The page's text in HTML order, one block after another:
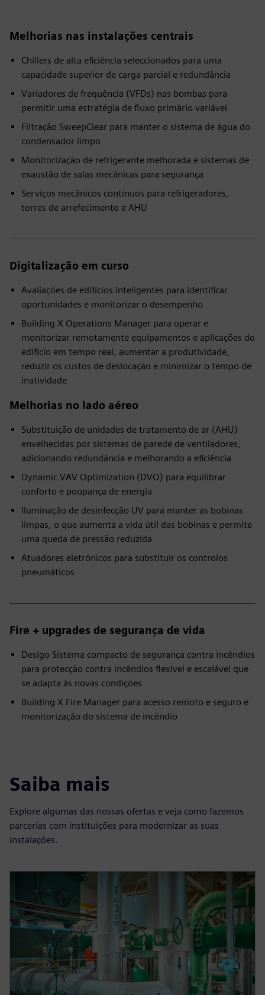
Melhorias nas instalações centrais
Chillers de alta eficiência seleccionados para uma
capacidade superior de carga parcial e redundância
Variadores de frequência (VFDs) nas bombas para
permitir uma estratégia de fluxo primário variável
Filtração SweepClear para manter o sistema de água do
condensador limpo
Monitorização de refrigerante melhorada e sistemas de
exaustão de salas mecânicas para segurança
Serviços mecânicos contínuos para refrigeradores,
torres de arrefecimento e AHU
Digitalização em curso
Avaliações de edifícios inteligentes para identificar
oportunidades e monitorizar o desempenho
Building X Operations Manager para operar e
monitorizar remotamente equipamentos e aplicações do
edifício em tempo real, aumentar a produtividade,
reduzir os custos de deslocação e minimizar o tempo de
inatividade
Melhorias no lado aéreo
Substituição de unidades de tratamento de ar (AHU)
envelhecidas por sistemas de parede de ventiladores,
adicionando redundância e melhorando a eficiência
Dynamic VAV Optimization (DVO) para equilibrar
conforto e poupança de energia
Iluminação de desinfecção UV para manter as bobinas
limpas, o que aumenta a vida útil das bobinas e permite
uma queda de pressão reduzida
Atuadores eletrónicos para substituir os controlos
pneumáticos
Fire + upgrades de segurança de vida
Desigo Sistema compacto de segurança contra incêndios
para protecção contra incêndios flexível e escalável que
se adapta às novas condições
Building X Fire Manager para acesso remoto e seguro e
monitorização do sistema de incêndio
Saiba mais
Explore algumas das nossas ofertas e veja como fazemos
parcerias com instituições para modernizar as suas
instalações.